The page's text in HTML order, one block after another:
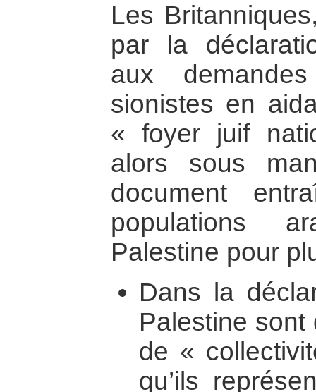
Les
par la
aux
sionistes en
« foyer juif
alors sous
document
populations
Palestine pour
Dans la
Palestine
de «
qu’ils